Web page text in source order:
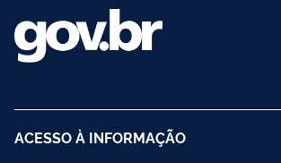
ACESSO À INFORMAÇÃO